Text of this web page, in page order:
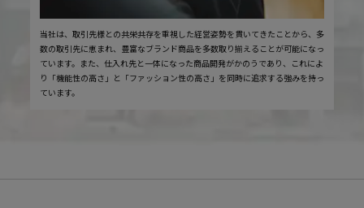
当社は、取引先様との共栄共存を重視した経営姿勢を貫いてきたことから、多
数の取引先に恵まれ、豊富なブランド商品を多数取り揃えることが可能になっ
ています。また、仕入れ先と一体になった商品開発がかのうであり、これによ
り「機能性の高さ」と「ファッション性の高さ」を同時に追求する強みを持っ
ています。